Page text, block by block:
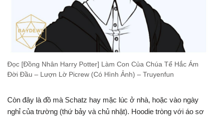
Đọc [Đồng Nhân Harry Potter] Làm Con Của Chúa Tể Hắc Ám
Đời Đầu – Lượn Lờ Picrew (Có Hình Ảnh) – Truyenfun
Còn đây là đồ mà Schatz hay mặc lúc ở nhà, hoặc vào ngày
nghỉ của trường (thứ bảy và chủ nhật). Hoodie tròng với áo sơ